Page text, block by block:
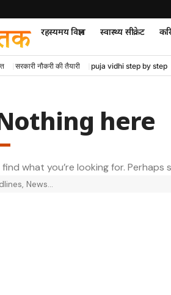
रहस्यमय विज्ञान स्वास्थ्य सीक्रेट
सरकारी नौकरी की तैयारी puja vidhi step by step
here
what you’re looking for. Perhaps